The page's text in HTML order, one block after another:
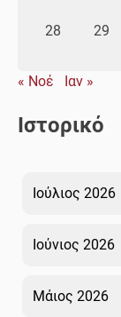
28 29
« Νοέ Ιαν »
Ιστορικό
Ιούλιος 2026
Ιούνιος 2026
Μάιος 2026